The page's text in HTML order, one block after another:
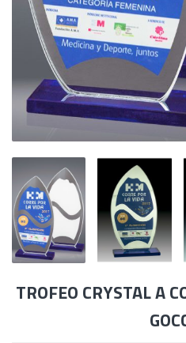
TROFEO CRYSTAL A